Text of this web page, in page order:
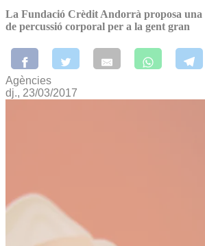
La Fundació Crèdit Andorrà proposa
de percussió corporal per a la gent gran
Agències
dj., 23/03/2017